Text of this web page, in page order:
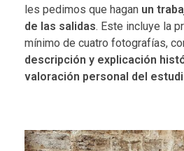
les pedimos que hagan un
de las salidas. Este incluye la
mínimo de cuatro fotografías,
descripción y explicación
valoración personal del